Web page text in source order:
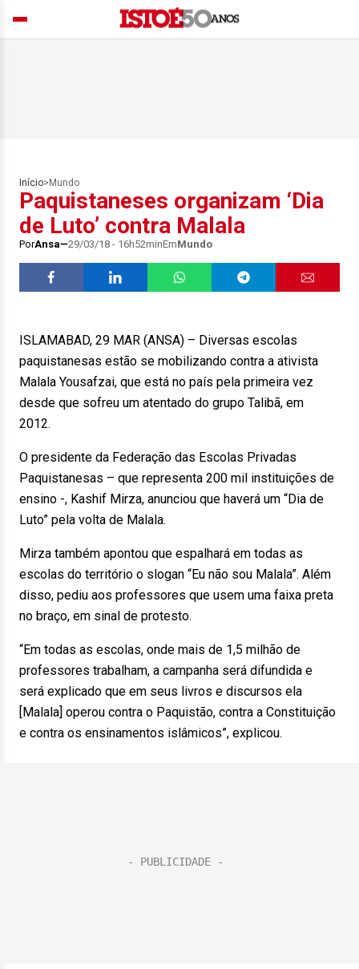
Início> Mundo
Paquistaneses organizam ‘Dia
de Luto’ contra Malala
PorAnsa 29/03/18 - 16h52minEmMundo
ISLAMABAD, 29 MAR (ANSA) – Diversas escolas
paquistanesas estão se mobilizando contra a ativista
Malala Yousafzai, que está no país pela primeira vez
desde que sofreu um atentado do grupo Talibã, em
2012.
O presidente da Federação das Escolas Privadas
Paquistanesas – que representa 200 mil instituições de
ensino -, Kashif Mirza, anunciou que haverá um “Dia de
Luto” pela volta de Malala.
Mirza também apontou que espalhará em todas as
escolas do território o slogan “Eu não sou Malala”. Além
disso, pediu aos professores que usem uma faixa preta
no braço, em sinal de protesto.
“Em todas as escolas, onde mais de 1,5 milhão de
professores trabalham, a campanha será difundida e
será explicado que em seus livros e discursos ela
[Malala] operou contra o Paquistão, contra a Constituição
e contra os ensinamentos islâmicos”, explicou.